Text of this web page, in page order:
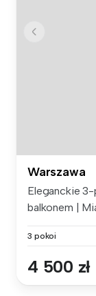
Warszawa
Eleganckie
balkonem |
3 pokoi
4 500 zł